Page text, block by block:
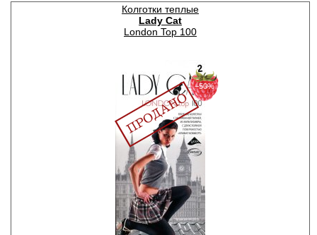
Колготки теплые
Lady Cat
London Top 100
−50%